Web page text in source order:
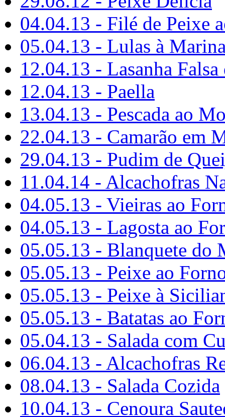
04.04.13 - Filé de Peixe
05.04.13 - Lulas à
12.04.13 - Lasanha Falsa
12.04.13 - Paella
13.04.13 - Pescada ao
22.04.13 - Camarão em
29.04.13 - Pudim de
11.04.14 - Alcachofras
04.05.13 - Vieiras ao
04.05.13 - Lagosta ao
05.05.13 - Blanquete do
05.05.13 - Peixe ao
05.05.13 - Peixe à
05.05.13 - Batatas ao
05.04.13 - Salada com
06.04.13 - Alcachofras
08.04.13 - Salada Cozida
10.04.13 - Cenoura